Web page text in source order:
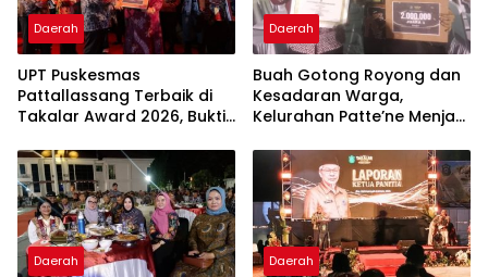
Daerah
UPT Puskesmas
Pattallassang Terbaik di
Takalar Award 2026, Bukti
Pelayanan Kesehatan
Berkualitas
Daerah
Buah Gotong Royong dan
Kesadaran Warga,
Kelurahan Patte’ne Menjadi
2026
Daerah Daerah